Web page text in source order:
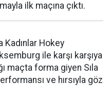
ilk maçına çıktı.
Kadınlar Hokey
ile karşı karşıya
maçta forma giyen Sıla
ve hırsıyla göz